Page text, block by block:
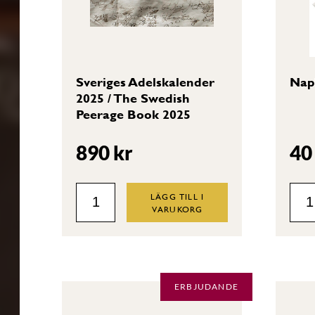
Sveriges Adelskalender
2025 / The Swedish
Peerage Book 2025
890kr
Sveriges
Adelskalender
LÄGG TILL I
VARUKORG
40
ERBJUDANDE